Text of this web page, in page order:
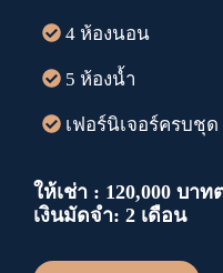
4 ห้องนอน
5 ห้องน้ำ
เฟอร์นิเจอร์ครบชุด
ให้เช่า : 120,000 บาท
เงินมัดจำ: 2 เดือน